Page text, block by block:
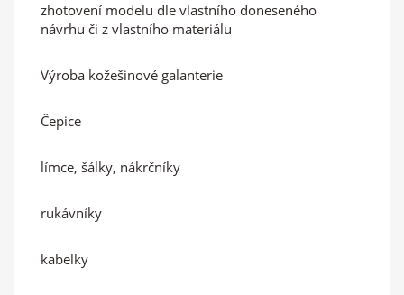
zhotovení modelu dle vlastního doneseného
návrhu či z vlastního materiálu
Výroba kožešinové galanterie
Čepice
límce, šálky, nákrčníky
rukávníky
kabelky